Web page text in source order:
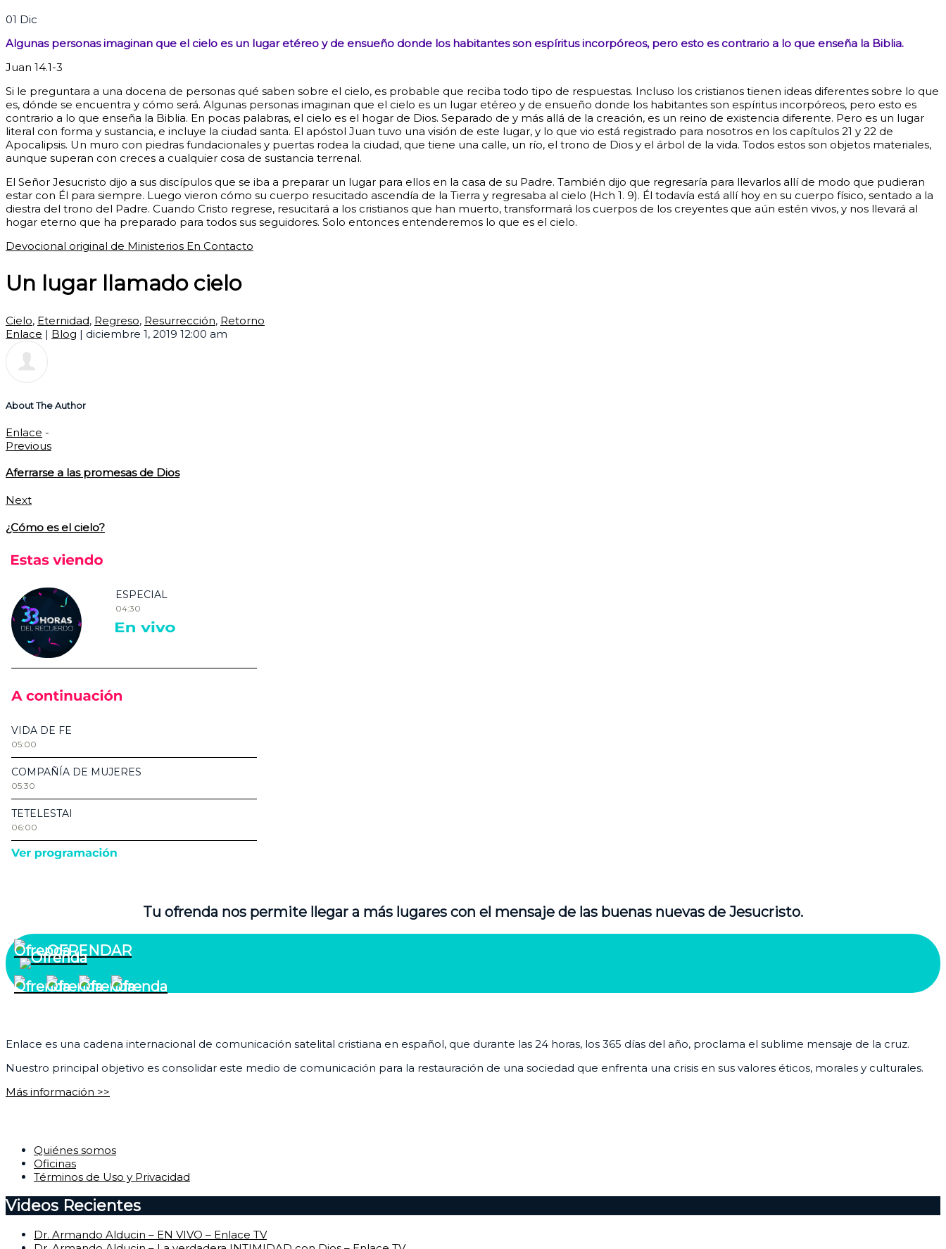
01 Dic
Algunas personas imaginan que el cielo es un lugar etéreo y de ensueño donde los habitantes son espíritus incorpóreos, pero esto es contrario a lo que enseña la Biblia.
Juan 14.1-3
Si le preguntara a una docena de personas qué saben sobre el cielo, es probable que reciba todo tipo de respuestas. Incluso los cristianos tienen ideas diferentes sobre lo que
es, dónde se encuentra y cómo será. Algunas personas imaginan que el cielo es un lugar etéreo y de ensueño donde los habitantes son espíritus incorpóreos, pero esto es
contrario a lo que enseña la Biblia. En pocas palabras, el cielo es el hogar de Dios. Separado de y más allá de la creación, es un reino de existencia diferente. Pero es un lugar
literal con forma y sustancia, e incluye la ciudad santa. El apóstol Juan tuvo una visión de este lugar, y lo que vio está registrado para nosotros en los capítulos 21 y 22 de
Apocalipsis. Un muro con piedras fundacionales y puertas rodea la ciudad, que tiene una calle, un río, el trono de Dios y el árbol de la vida. Todos estos son objetos materiales,
aunque superan con creces a cualquier cosa de sustancia terrenal.
El Señor Jesucristo dijo a sus discípulos que se iba a preparar un lugar para ellos en la casa de su Padre. También dijo que regresaría para llevarlos allí de modo que pudieran
estar con Él para siempre. Luego vieron cómo su cuerpo resucitado ascendía de la Tierra y regresaba al cielo (Hch 1. 9). Él todavía está allí hoy en su cuerpo físico, sentado a la
diestra del trono del Padre. Cuando Cristo regrese, resucitará a los cristianos que han muerto, transformará los cuerpos de los creyentes que aún estén vivos, y nos llevará al
hogar eterno que ha preparado para todos sus seguidores. Solo entonces entenderemos lo que es el cielo.
Devocional original de Ministerios En Contacto
Un lugar llamado cielo
Cielo, Eternidad, Regreso, Resurrección, Retorno
Enlace | Blog | diciembre 1, 2019 12:00 am
About The Author
Enlace -
Previous
Aferrarse a las promesas de Dios
Next
¿Cómo es el cielo?
Tu ofrenda nos permite llegar a más lugares con el mensaje de las buenas nuevas de Jesucristo.
OFRENDAR
Enlace es una cadena internacional de comunicación satelital cristiana en español, que durante las 24 horas, los 365 días del año, proclama el sublime mensaje de la cruz.
Nuestro principal objetivo es consolidar este medio de comunicación para la restauración de una sociedad que enfrenta una crisis en sus valores éticos, morales y culturales.
Más información >>
Quiénes somos
Oficinas
Términos de Uso y Privacidad
Videos Recientes
Dr. Armando Alducin – EN VIVO – Enlace TV